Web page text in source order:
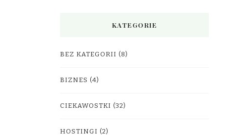
KATEGORIE
BEZ KATEGORII (8)
BIZNES (4)
CIEKAWOSTKI (32)
HOSTINGI (2)